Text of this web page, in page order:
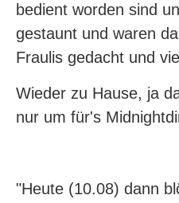
bedient worden sind
gestaunt und waren
Fraulis gedacht und
Wieder zu Hause, ja
nur um für's
"Heute (10.08) dann